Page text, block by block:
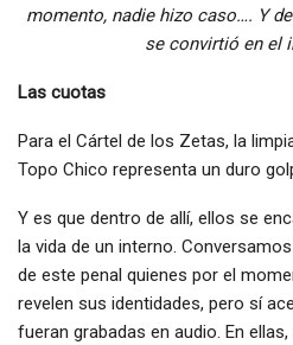
momento, nadie hizo caso…. Y
se convirtió en el
Las cuotas
Para el Cártel de los Zetas, la
Topo Chico representa un duro
Y es que dentro de allí, ellos se
la vida de un interno.
de este penal quienes por el
revelen sus identidades, pero sí
fueran grabadas en audio. En